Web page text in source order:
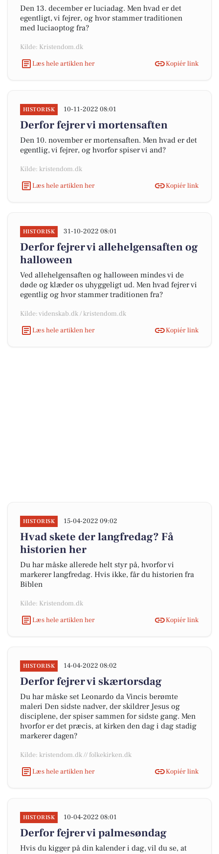
Den 13. december er luciadag. Men hvad er det
egentligt, vi fejrer, og hvor stammer traditionen
med luciaoptog fra?
Kilde: Kristendom.dk
Læs hele artiklen her
Kopiér link
HISTORISK 10-11-2022 08:01
Derfor fejrer vi mortensaften
Den 10. november er mortensaften. Men hvad er det
egentlig, vi fejrer, og hvorfor spiser vi and?
Kilde: kristendom.dk
Læs hele artiklen her
Kopiér link
HISTORISK 31-10-2022 08:01
Derfor fejrer vi allehelgensaften og
halloween
Ved allehelgensaften og halloween mindes vi de
døde og klæder os uhyggeligt ud. Men hvad fejrer vi
egentlig og hvor stammer traditionen fra?
Kilde: videnskab.dk / kristendom.dk
Læs hele artiklen her
Kopiér link
HISTORISK 15-04-2022 09:02
Hvad skete der langfredag? Få
historien her
Du har måske allerede helt styr på, hvorfor vi
markerer langfredag. Hvis ikke, får du historien fra
Biblen
Kilde: Kristendom.dk
Læs hele artiklen her
Kopiér link
HISTORISK 14-04-2022 08:02
Derfor fejrer vi skærtorsdag
Du har måske set Leonardo da Vincis berømte
maleri Den sidste nadver, der skildrer Jesus og
disciplene, der spiser sammen for sidste gang. Men
hvorfor er det præcis, at kirken den dag i dag stadig
markerer dagen?
Kilde: kristendom.dk // folkekirken.dk
Læs hele artiklen her
Kopiér link
HISTORISK 10-04-2022 08:01
Derfor fejrer vi palmesøndag
Hvis du kigger på din kalender i dag, vil du se, at